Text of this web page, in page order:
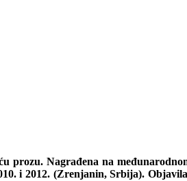
prozu. Nagrađena na
i 2012. (Zrenjanin, Srbija).